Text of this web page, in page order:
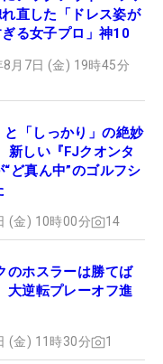
直した「ドレス姿が
る女子プロ」神10
月7日 (金) 19時45分
と「しっかり」の絶妙
新しい『FJクオンタ
ど真ん中”のゴルフシ
(金) 10時00分 14
のホスラーは勝てば
逆転プレーオフ進
(金) 11時30分 1